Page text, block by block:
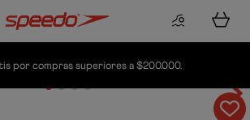
por compras superiores a $200.000.